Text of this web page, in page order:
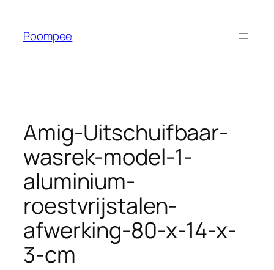
Poompee
Amig-Uitschuifbaar-
wasrek-model-1-
aluminium-
roestvrijstalen-
afwerking-80-x-14-x-
3-cm